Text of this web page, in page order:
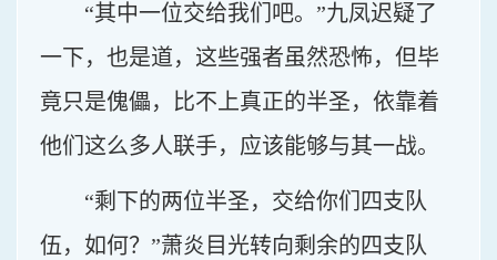
“其中一位交给我们吧。”九凤迟疑了
一下，也是道，这些强者虽然恐怖，但毕
竟只是傀儡，比不上真正的半圣，依靠着
他们这么多人联手，应该能够与其一战。
“剩下的两位半圣，交给你们四支队
伍，如何？”萧炎目光转向剩余的四支队